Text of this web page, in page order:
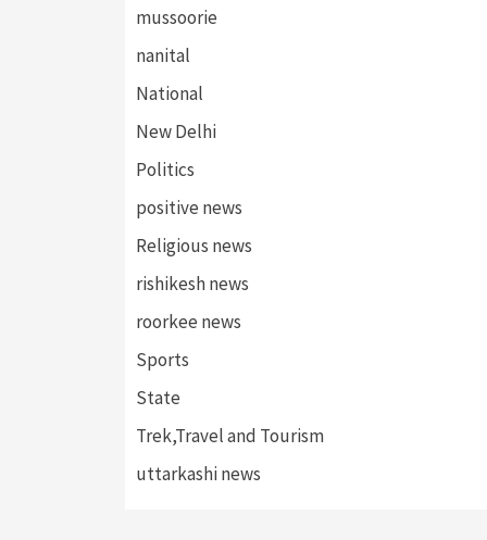
mussoorie
nanital
National
New Delhi
Politics
positive news
Religious news
rishikesh news
roorkee news
Sports
State
Trek,Travel and Tourism
uttarkashi news